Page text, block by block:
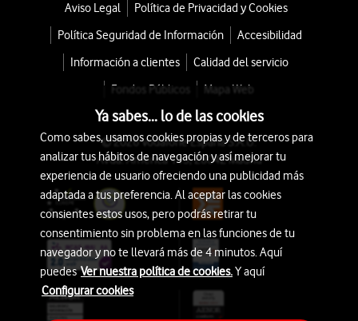
Aviso Legal
Política de Privacidad y Cookies
Política Seguridad de Información
Accesibilidad
Información a clientes
Calidad del servicio
Fondos Públicos
Mapa Web
© 2026 Vodafone España S.A.U.
Avda. América 115, 28042 Madrid
Ya sabes... lo de las cookies
Como sabes, usamos cookies propias y de terceros para
analizar tus hábitos de navegación y así mejorar tu
experiencia de usuario ofreciendo una publicidad más
adaptada a tus preferencia. Al aceptar las cookies
consientes estos usos, pero podrás retirar tu
consentimiento sin problema en las funciones de tu
navegador y no te llevará más de 4 minutos. Aquí
puedesVer nuestra política de cookies.Y aquí
Configurar cookies